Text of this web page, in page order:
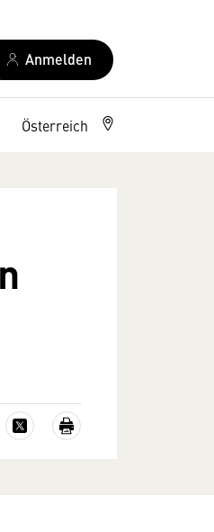
Anmelden
Österreich